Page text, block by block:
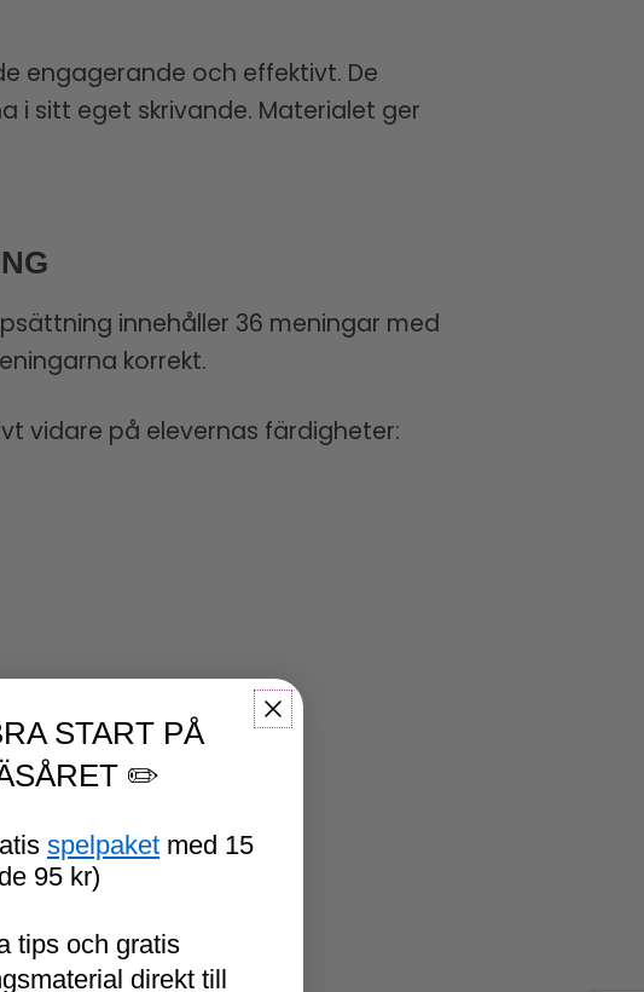
engagerande och effektivt. De
i sitt eget skrivande. Materialet ger
innehåller 36 meningar med
korrekt.
vidare på elevernas färdigheter:
START PÅ
✏️
spelpaket med 15
95 kr)
tips och gratis
direkt till